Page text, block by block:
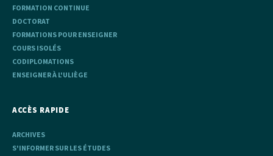
FORMATION CONTINUE
DOCTORAT
FORMATIONS POUR ENSEIGNER
COURS ISOLÉS
CODIPLOMATIONS
ENSEIGNER À L'ULIÈGE
ACCÈS RAPIDE
ARCHIVES
S'INFORMER SUR LES ÉTUDES